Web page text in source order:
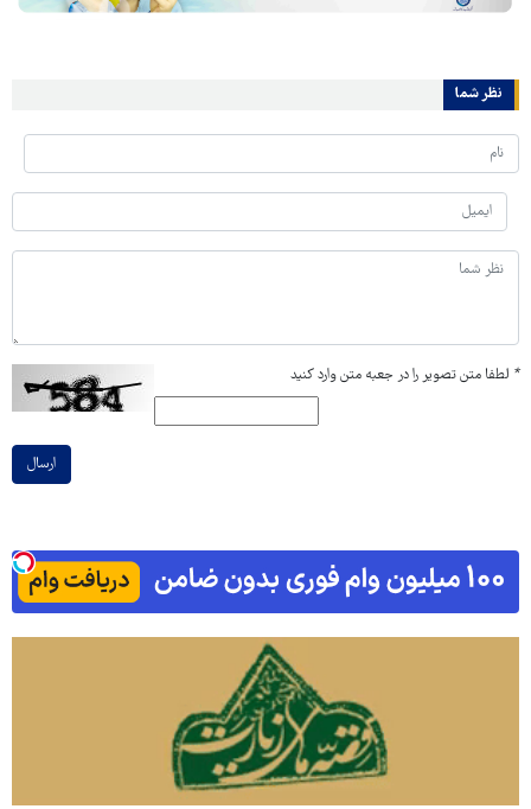
نظر شما
* لطفا متن تصویر را در جعبه متن وارد کنید
ارسال